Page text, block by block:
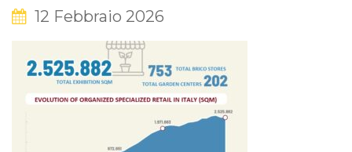
12 Febbraio 2026